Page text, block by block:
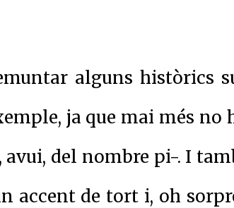
alguns històrics
ja que mai més no
del nombre pi-. I
accent de tort i, oh